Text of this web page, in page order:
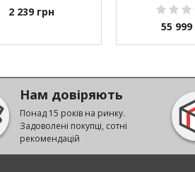
2 239 грн
55 999
Нам довіряють
Понад 15 років на ринку.
Задоволені покупці, сотні
рекомендацій